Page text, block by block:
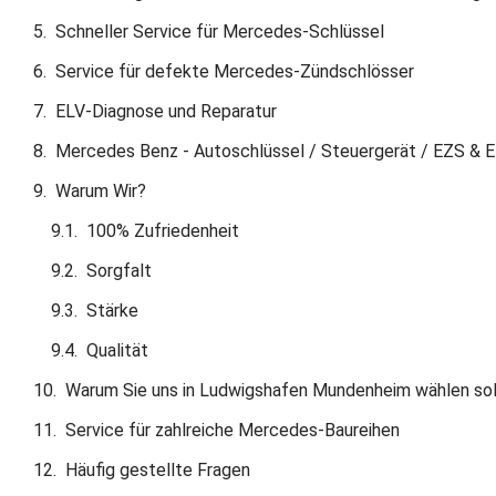
Schneller Service für Mercedes-Schlüssel
Service für defekte Mercedes-Zündschlösser
ELV-Diagnose und Reparatur
Mercedes Benz - Autoschlüssel / Steuergerät / EZS &
Warum Wir?
100% Zufriedenheit
Sorgfalt
Stärke
Qualität
Warum Sie uns in Ludwigshafen Mundenheim wählen
Service für zahlreiche Mercedes-Baureihen
Häufig gestellte Fragen